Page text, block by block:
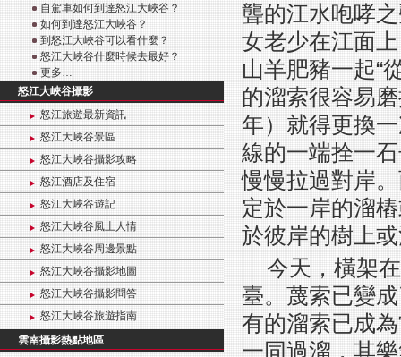
自駕車如何到達怒江大峽谷？
如何到達怒江大峽谷？
到怒江大峽谷可以看什麼？
怒江大峽谷什麼時候去最好？
更多…
怒江大峽谷攝影
怒江旅遊最新資訊
怒江大峽谷景區
怒江大峽谷攝影攻略
怒江酒店及住宿
怒江大峽谷遊記
怒江大峽谷風土人情
怒江大峽谷周邊景點
怒江大峽谷攝影地圖
怒江大峽谷攝影問答
怒江大峽谷旅遊指南
雲南攝影熱點地區
聾的江水咆哮
女老少在江面
山羊肥豬一起“
的溜索很容易
年）就得更換
線的一端拴一
慢慢拉過對岸
定於一岸的溜
於彼岸的樹上
今天，橫架
臺。蔑索已變
有的溜索已成
一同過溜，其